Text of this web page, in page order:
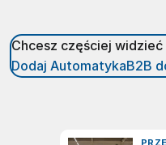
Chcesz częściej widzieć
Dodaj AutomatykaB2B